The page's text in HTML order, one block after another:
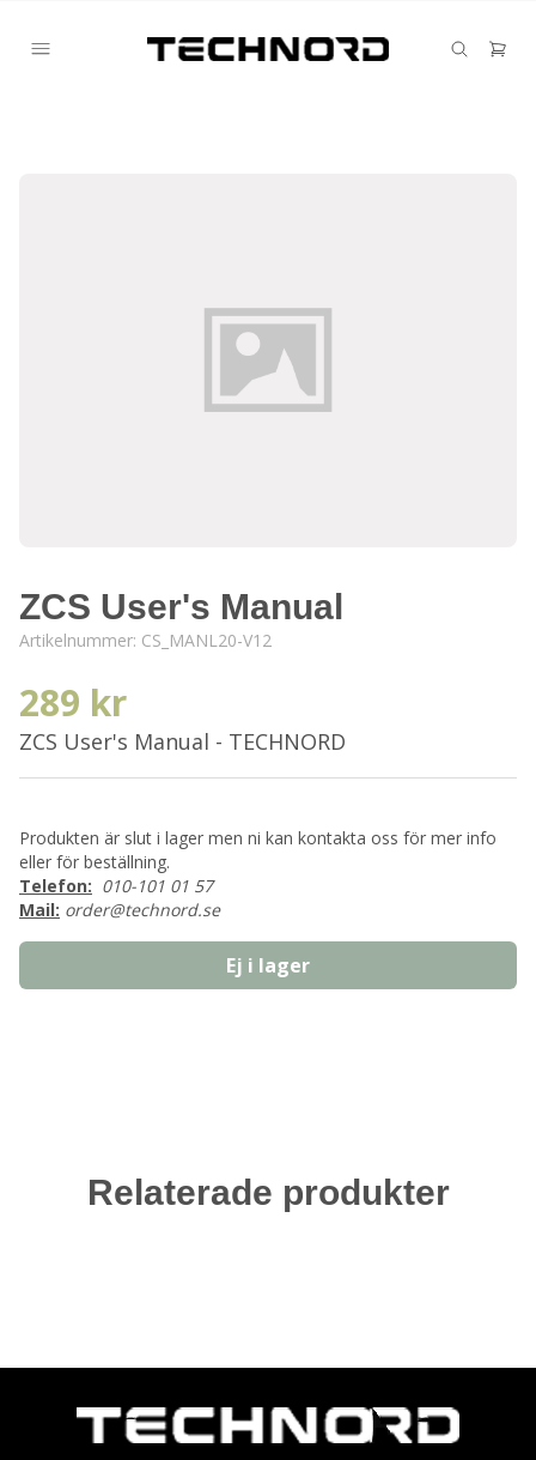
ZCS User's Manual
Artikelnummer: CS_MANL20-V12
289 kr
ZCS User's Manual - TECHNORD
Produkten är slut i lager men ni kan kontakta oss för mer info
eller för beställning.
Telefon: 010-101 01 57
Mail: order@technord.se
Ej i lager
Relaterade produkter